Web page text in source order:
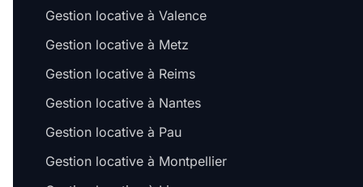
Gestion locative à Valence
Gestion locative à Metz
Gestion locative à Reims
Gestion locative à Nantes
Gestion locative à Pau
Gestion locative à Montpellier